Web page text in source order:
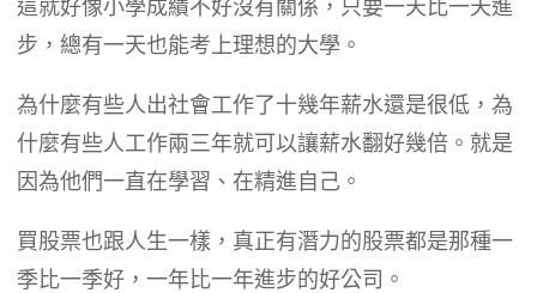
這就好像小學成績不好沒有關係，只要一天比一天進
步，總有一天也能考上理想的大學。
為什麼有些人出社會工作了十幾年薪水還是很低，為
什麼有些人工作兩三年就可以讓薪水翻好幾倍。就是
因為他們一直在學習、在精進自己。
買股票也跟人生一樣，真正有潛力的股票都是那種一
季比一季好，一年比一年進步的好公司。